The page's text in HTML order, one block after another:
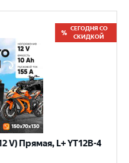
СЕГОДНЯ СО
СКИДКОЙ
V) Прямая, L+ YT12B-4